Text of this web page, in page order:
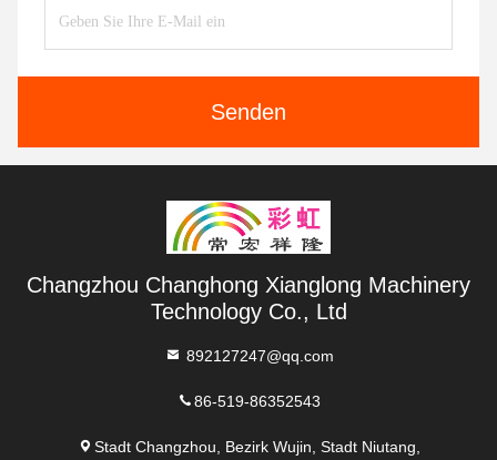
Senden
Changzhou Changhong Xianglong Machinery
Technology Co., Ltd
892127247@qq.com
86-519-86352543
Stadt Changzhou, Bezirk Wujin, Stadt Niutang,